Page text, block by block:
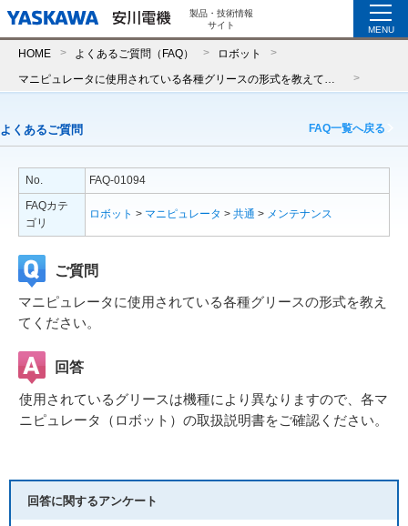
製品・技術情報
サイト
MENU
HOME よくあるご質問（FAQ） ロボット
よくあるご質問 FAQ一覧へ戻る
No.
FAQ-01094
FAQカテ
ゴリ
ロボット > マニピュレータ > 共通 > メンテナンス
ご質問
マニピュレータに使用されている各種グリースの形式を教え
てください。
回答
使用されているグリースは機種により異なりますので、各マ
ニピュレータ（ロボット）の取扱説明書をご確認ください。
回答に関するアンケート